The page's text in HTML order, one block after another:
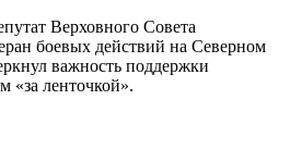
Верховного Совета
боевых действий на Северном
важность поддержки
«за ленточкой».